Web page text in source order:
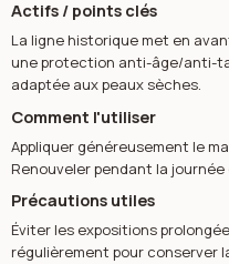
Actifs / points clés
La ligne historique met en
une protection anti-âge/anti-
adaptée aux peaux sèches.
Comment l'utiliser
Appliquer généreusement le
Renouveler pendant la
Précautions utiles
Éviter les expositions
régulièrement pour conserver